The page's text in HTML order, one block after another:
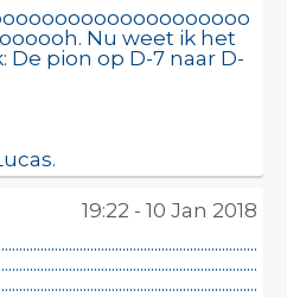
Nu weet ik het
De pion op D-7 naar D-
19:22 - 10 Jan 2018